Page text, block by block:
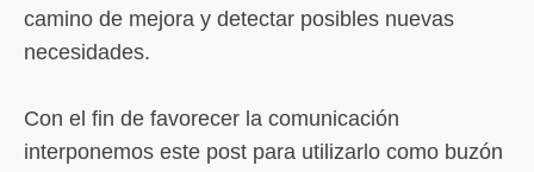
camino de mejora y detectar posibles nuevas
necesidades.
Con el fin de favorecer la comunicación
interponemos este post para utilizarlo como buzón